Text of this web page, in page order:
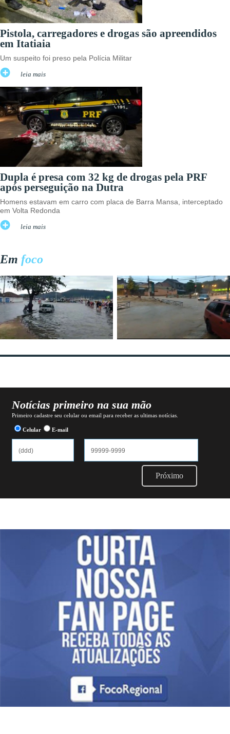
Pistola, carregadores e drogas são apreendidos
em Itatiaia
Um suspeito foi preso pela Polícia Militar
leia mais
Dupla é presa com 32 kg de drogas pela PRF
após perseguição na Dutra
Homens estavam em carro com placa de Barra Mansa, interceptado
em Volta Redonda
leia mais
Em foco
Notícias primeiro na sua mão
Primeiro cadastre seu celular ou email para receber as ultimas notícias.
Celular E-mail
Próximo